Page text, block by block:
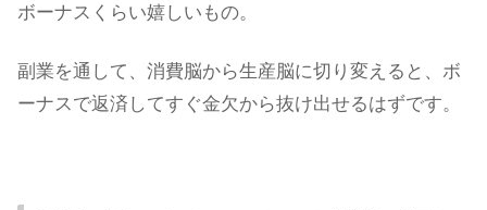
ボーナスくらい嬉しいもの。
副業を通して、消費脳から生産脳に切り変えると、ボ
ーナスで返済してすぐ金欠から抜け出せるはずです。